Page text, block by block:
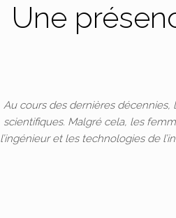
Une
Au cours des dernières décennies,
scientifiques. Malgré cela, les
l’ingénieur et les technologies de